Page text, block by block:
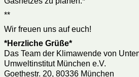
**
Wir freuen uns auf euch!
*Herzliche Grüße*
Das Team der Klimawende von
Umweltinstitut München e.V.
Goethestr. 20, 80336 München